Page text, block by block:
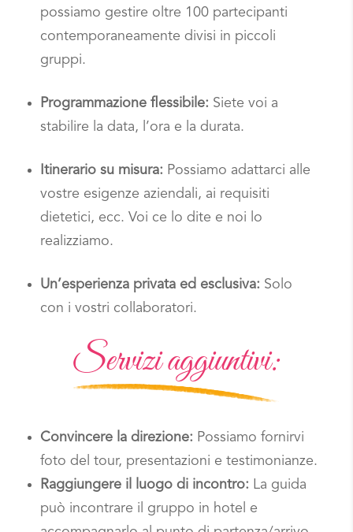
possiamo gestire oltre 100 partecipanti
contemporaneamente divisi in piccoli
gruppi.
Programmazione flessibile: Siete voi a
stabilire la data, l’ora e la durata.
Itinerario su misura: Possiamo adattarci alle
vostre esigenze aziendali, ai requisiti
dietetici, ecc. Voi ce lo dite e noi lo
realizziamo.
Un’esperienza privata ed esclusiva: Solo
con i vostri collaboratori.
Servizi aggiuntivi:
Convincere la direzione: Possiamo fornirvi
foto del tour, presentazioni e testimonianze.
Raggiungere il luogo di incontro: La guida
può incontrare il gruppo in hotel e